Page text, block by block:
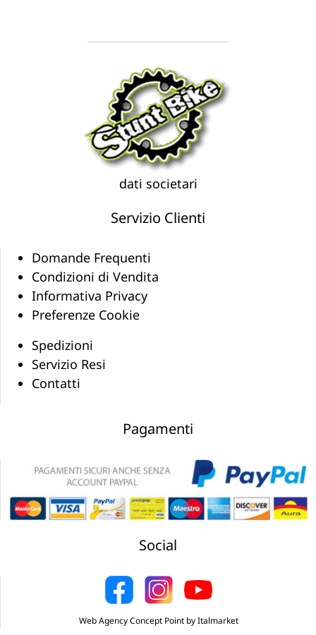
dati societari
Servizio Clienti
Domande Frequenti
Condizioni di Vendita
Informativa Privacy
Preferenze Cookie
Spedizioni
Servizio Resi
Contatti
Pagamenti
Social
Web Agency Concept Point by Italmarket